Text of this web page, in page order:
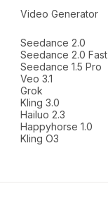
Video Generator
Seedance 2.0
Seedance 2.0 Fast
Seedance 1.5 Pro
Veo 3.1
Grok
Kling 3.0
Hailuo 2.3
Happyhorse 1.0
Kling O3